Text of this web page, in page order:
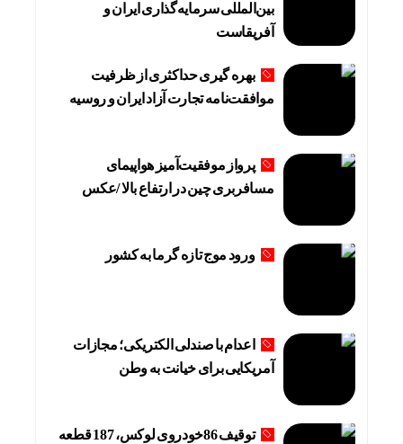
بین‌المللی سرمایه‌گذاری ایران و
آفریقاست
بهره گیری حداکثری از ظرفیت
موافقت‌نامه تجارت آزاد ایران و روسیه
پرواز موفقیت‌آمیز هواپیمای
مسافربری چین در ارتفاع بالا /عکس
ورود موج تازه گرما به کشور
اعدام با صندلی الکتریکی؛ مجازات
آمریکایی برای خیانت به وطن
توقیف 86خودروی لوکس، 187 قطعه